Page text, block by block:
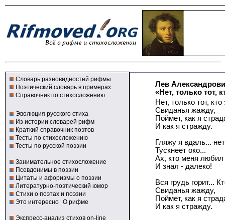
Словарь разновидностей рифмы
Поэтический словарь в примерах
Справочник по стихосложению
Эволюция русского стиха
Из истории словарей рифм
Краткий справочник поэтов
Тесты по стихосложению
Тесты по русской поэзии
Занимательное стихосложение
Псевдонимы в поэзии
Цитаты и афоризмы о поэзии
Литературно-поэтический юмор
Стихи о поэтах и поэзии
Это интересно О рифме
Экспресс-анализ стихов on-line
Лев
«Нет, только тот,
Нет, только тот, кто
Свиданья жажду,
Поймет, как я
И как я стражду.
Гляжу я вдаль...
Тускнеет око...
Ах, кто меня любил
И знал - далеко!
Вся грудь горит...
Свиданья жажду,
Поймет, как я
И как я стражду.